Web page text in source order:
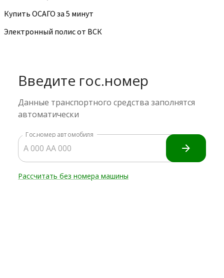
Купить ОСАГО за 5 минут
Электронный полис от ВСК